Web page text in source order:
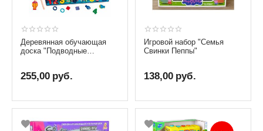
Деревянная обучающая
доска "Подводные
255,00 руб.
Игровой набор "Семья
Свинки Пеппы"
138,00 руб.